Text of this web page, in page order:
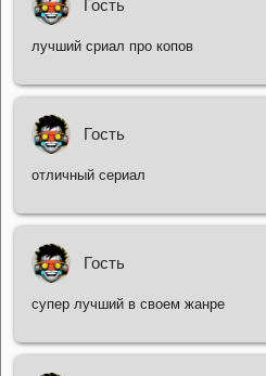
Гость
лучший сриал про копов
Гость
отличный сериал
Гость
супер лучший в своем жанре